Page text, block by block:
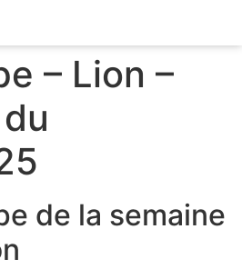
– Lion –
de la semaine